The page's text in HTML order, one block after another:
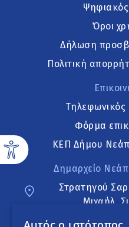
Όροι
Δήλωση
Πολιτική
Τηλεφωνικός
Φόρμα
ΚΕΠ Δήμου
Δημαρχείο
Στρατηγού
Μιχαήλ,